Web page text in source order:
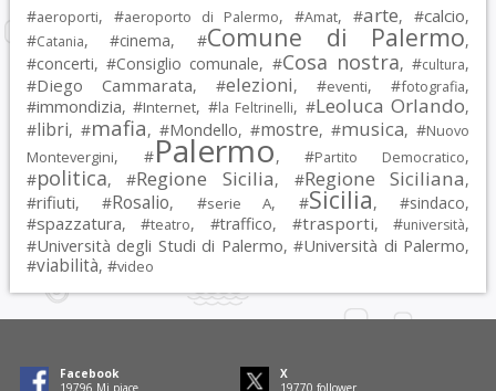
#aeroporti, #aeroporto di Palermo, #Amat, #arte, #calcio,
#Catania, #cinema, #Comune di Palermo,
#concerti, #Consiglio comunale, #Cosa nostra, #cultura,
#Diego Cammarata, #elezioni, #eventi, #fotografia,
#immondizia, #Internet, #la Feltrinelli, #Leoluca Orlando,
#libri, #mafia, #Mondello, #mostre, #musica, #Nuovo
Montevergini, #Palermo, #Partito Democratico,
#politica, #Regione Sicilia, #Regione Siciliana,
#rifiuti, #Rosalio, #serie A, #Sicilia, #sindaco,
#spazzatura, #teatro, #traffico, #trasporti, #università,
#Università degli Studi di Palermo, #Università di Palermo,
#viabilità, #video
Facebook
19797 Mi piace
X
19771 follower